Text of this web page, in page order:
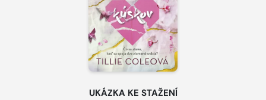
UKÁZKA KE STAŽENÍ